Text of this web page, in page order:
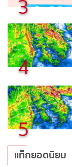
3
4
5
แท็กยอดนิยม